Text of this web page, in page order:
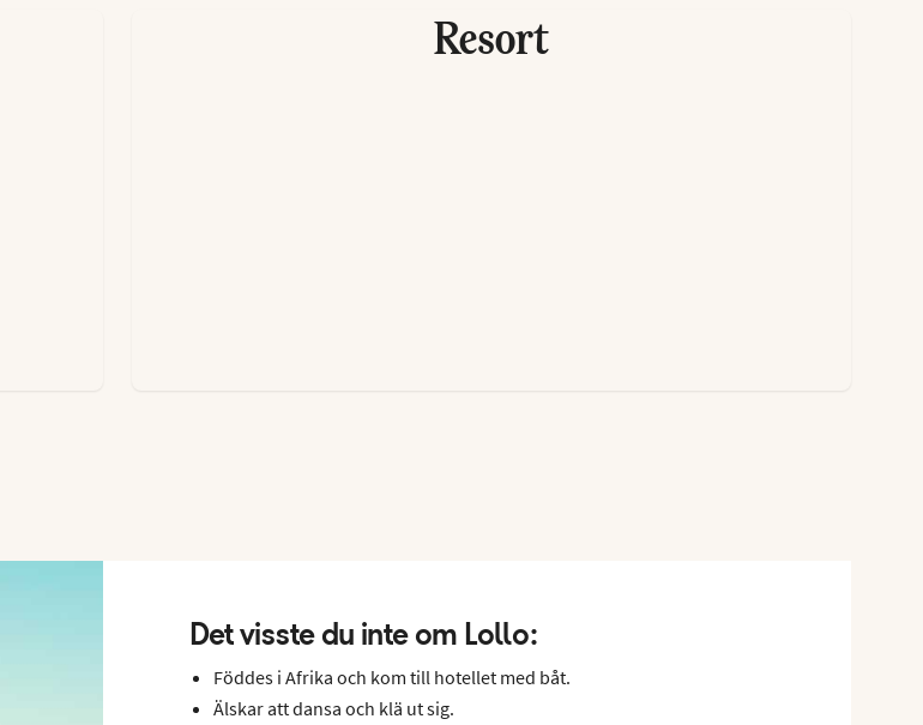
Resort
Det visste du inte om Lollo:
Föddes i Afrika och kom till hotellet med båt.
Älskar att dansa och klä ut sig.